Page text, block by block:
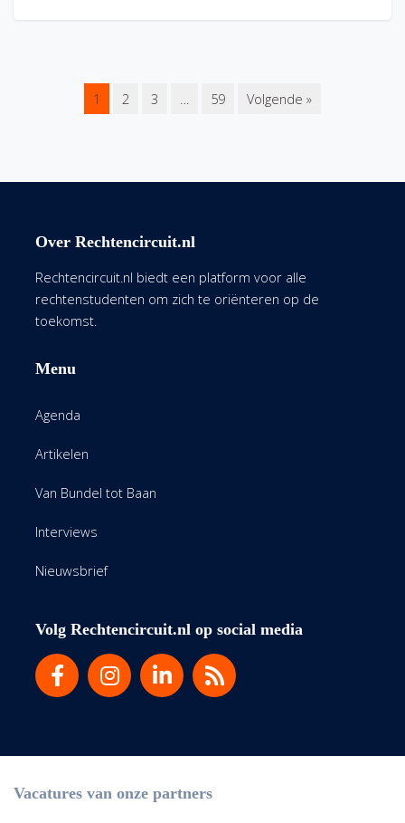
1 2 3 … 59 Volgende »
Over Rechtencircuit.nl
Rechtencircuit.nl biedt een platform voor alle
rechtenstudenten om zich te oriënteren op de
toekomst.
Menu
Agenda
Artikelen
Van Bundel tot Baan
Interviews
Nieuwsbrief
Volg Rechtencircuit.nl op social media
Vacatures van onze partners